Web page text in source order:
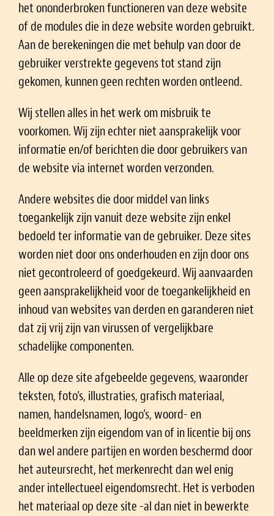
het ononderbroken functioneren van deze website
of de modules die in deze website worden gebruikt.
Aan de berekeningen die met behulp van door de
gebruiker verstrekte gegevens tot stand zijn
gekomen, kunnen geen rechten worden ontleend.
Wij stellen alles in het werk om misbruik te
voorkomen. Wij zijn echter niet aansprakelijk voor
informatie en/of berichten die door gebruikers van
de website via internet worden verzonden.
Andere websites die door middel van links
toegankelijk zijn vanuit deze website zijn enkel
bedoeld ter informatie van de gebruiker. Deze sites
worden niet door ons onderhouden en zijn door ons
niet gecontroleerd of goedgekeurd. Wij aanvaarden
geen aansprakelijkheid voor de toegankelijkheid en
inhoud van websites van derden en garanderen niet
dat zij vrij zijn van virussen of vergelijkbare
schadelijke componenten.
Alle op deze site afgebeelde gegevens, waaronder
teksten, foto’s, illustraties, grafisch materiaal,
namen, handelsnamen, logo’s, woord- en
beeldmerken zijn eigendom van of in licentie bij ons
dan wel andere partijen en worden beschermd door
het auteursrecht, het merkenrecht dan wel enig
ander intellectueel eigendomsrecht. Het is verboden
het materiaal op deze site -al dan niet in bewerkte